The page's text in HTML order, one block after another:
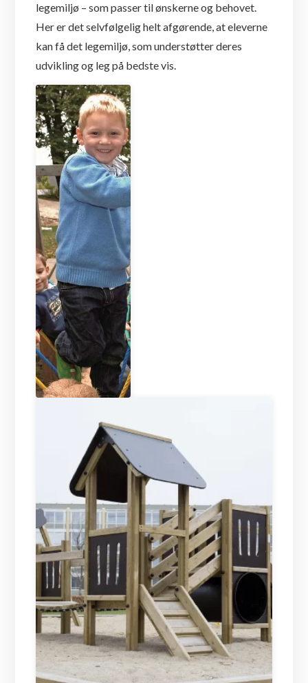
legemiljø – som passer til ønskerne og behovet.
Her er det selvfølgelig helt afgørende, at eleverne
kan få det legemiljø, som understøtter deres
udvikling og leg på bedste vis.